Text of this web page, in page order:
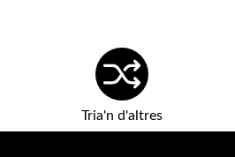
Tria'n d'altres